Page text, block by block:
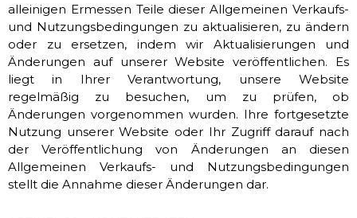
alleinigen Ermessen Teile dieser Allgemeinen Verkaufs-
und Nutzungsbedingungen zu aktualisieren, zu ändern
oder zu ersetzen, indem wir Aktualisierungen und
Änderungen auf unserer Website veröffentlichen. Es
liegt in Ihrer Verantwortung, unsere Website
regelmäßig zu besuchen, um zu prüfen, ob
Änderungen vorgenommen wurden. Ihre fortgesetzte
Nutzung unserer Website oder Ihr Zugriff darauf nach
der Veröffentlichung von Änderungen an diesen
Allgemeinen Verkaufs- und Nutzungsbedingungen
stellt die Annahme dieser Änderungen dar.